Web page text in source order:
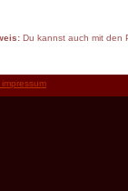
Du kannst auch mit den